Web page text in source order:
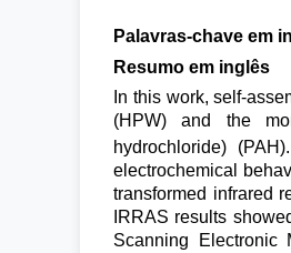
Palavras-chave em
Resumo em inglês
In this work, self-
(HPW) and the
hydrochloride)
electrochemical
transformed infrared
IRRAS results
Scanning Electronic